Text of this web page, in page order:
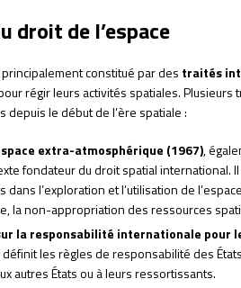
droit de l’espace
constitué par des traités
régir leurs activités spatiales.
depuis le début de l’ère spatiale :
extra-atmosphérique (1967),
fondateur du droit spatial international.
dans l’exploration et l’utilisation de
la non-appropriation des ressources
la responsabilité internationale pour
définit les règles de responsabilité des
autres États ou à leurs ressortissants.